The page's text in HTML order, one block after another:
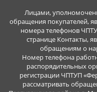
Лицами,
обращения покупателей,
номера телефонов
странице Контакты,
обращениям о
Номер телефона
распорядительных
регистрации ЧПТУП
рассматривать